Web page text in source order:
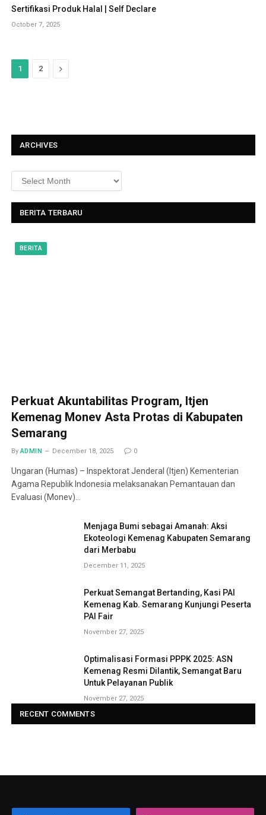
Sertifikasi Produk Halal | Self Declare
October 7, 2025
1 2
N
ARCHIVES
BERITA TERBARU
BERITA
Perkuat Akuntabilitas Program, Itjen
Kemenag Monev Asta Protas di Kabupaten
Semarang
By ADMIN December 18, 2025 0
Ungaran (Humas) – Inspektorat Jenderal (Itjen) Kementerian
Agama Republik Indonesia melaksanakan Pemantauan dan
Evaluasi (Monev)…
Menjaga Bumi sebagai Amanah: Aksi
Ekoteologi Kemenag Kabupaten Semarang
dari Merbabu
December 11, 2025
Perkuat Semangat Bertanding, Kasi PAI
Kemenag Kab. Semarang Kunjungi Peserta
PAI Fair
November 27, 2025
Optimalisasi Formasi PPPK 2025: ASN
Kemenag Resmi Dilantik, Semangat Baru
Untuk Pelayanan Publik
November 27, 2025
RECENT COMMENTS